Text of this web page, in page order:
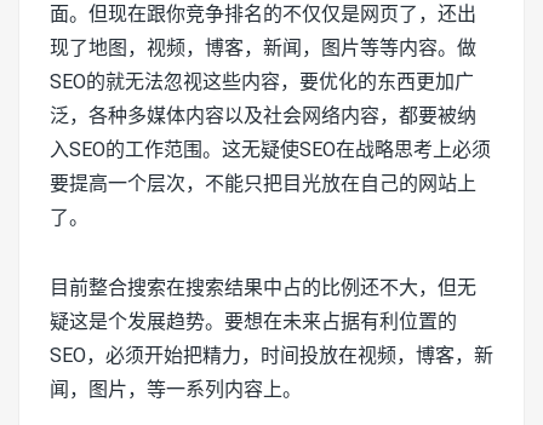
面。但现在跟你竞争排名的不仅仅是网页了，还出
现了地图，视频，博客，新闻，图片等等内容。做
SEO的就无法忽视这些内容，要优化的东西更加广
泛，各种多媒体内容以及社会网络内容，都要被纳
入SEO的工作范围。这无疑使SEO在战略思考上必须
要提高一个层次，不能只把目光放在自己的网站上
了。
目前整合搜索在搜索结果中占的比例还不大，但无
疑这是个发展趋势。要想在未来占据有利位置的
SEO，必须开始把精力，时间投放在视频，博客，新
闻，图片，等一系列内容上。